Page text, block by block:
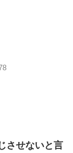
させないと言